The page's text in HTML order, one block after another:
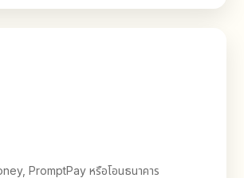
PromptPay หรือโอนธนาคาร